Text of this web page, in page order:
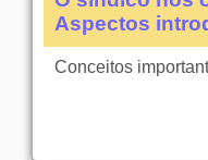
Aspectos
Conceitos